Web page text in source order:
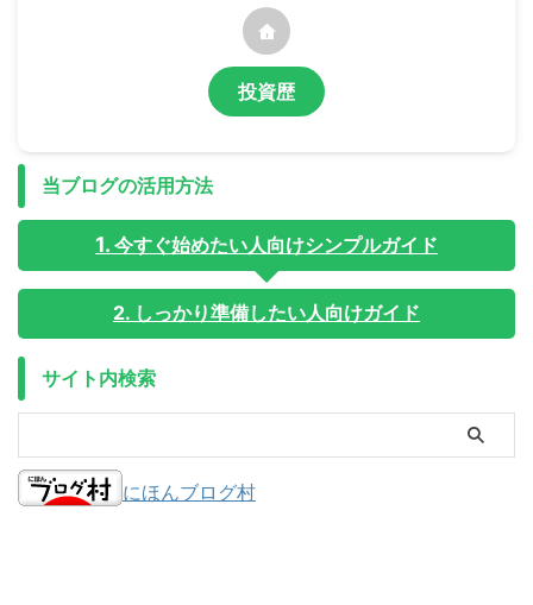
投資歴
当ブログの活用方法
今すぐ始めたい人向けシンプルガイド
2. しっかり準備したい人向けガイド
サイト内検索
にほんブログ村